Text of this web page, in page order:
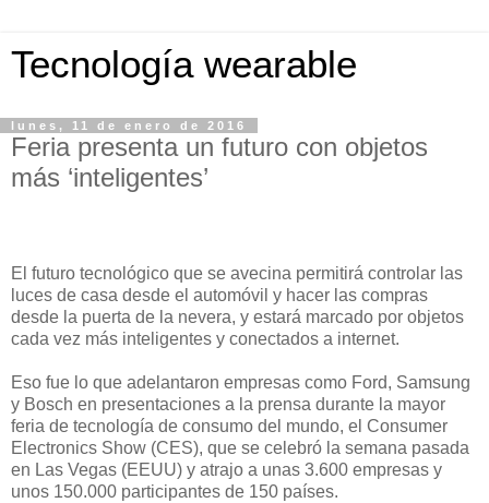
Tecnología wearable
lunes, 11 de enero de 2016
Feria presenta un futuro con objetos
más ‘inteligentes’
El futuro tecnológico que se avecina permitirá controlar las
luces de casa desde el automóvil y hacer las compras
desde la puerta de la nevera, y estará marcado por objetos
cada vez más inteligentes y conectados a internet.
Eso fue lo que adelantaron empresas como Ford, Samsung
y Bosch en presentaciones a la prensa durante la mayor
feria de tecnología de consumo del mundo, el Consumer
Electronics Show (CES), que se celebró la semana pasada
en Las Vegas (EEUU) y atrajo a unas 3.600 empresas y
unos 150.000 participantes de 150 países.